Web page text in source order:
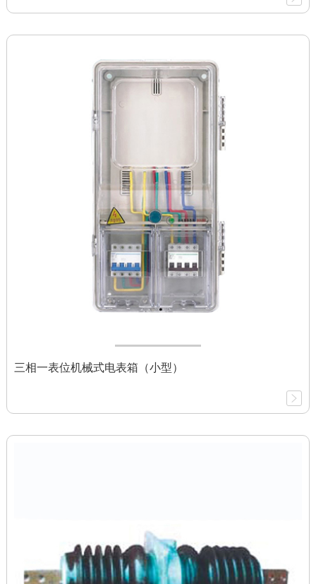
三相一表位机械式电表箱（小型）